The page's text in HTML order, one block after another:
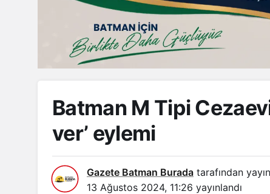
Batman M Tipi
ver’ eylemi
Gazete Batman Burada tarafından
13 Ağustos 2024, 11:26 yayınlandı